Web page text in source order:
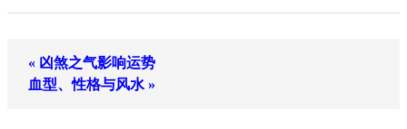
« 凶煞之气影响运势
血型、性格与风水 »